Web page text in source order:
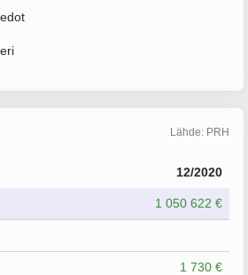
Lähde: PRH
12/2020
1 050 622 €
1 730 €